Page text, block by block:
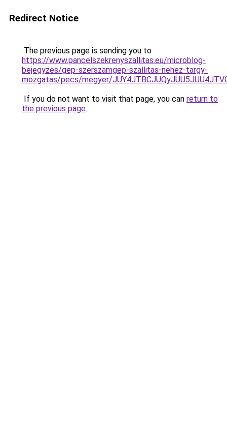
Redirect Notice
The previous page is sending you to
https://www.pancelszekrenyszallitas.eu/microblog-
bejegyzes/gep-szerszamgep-szallitas-nehez-targy-
mozgatas/pecs/megyer/
If you do not want to visit that page, you can return to
the previous page.